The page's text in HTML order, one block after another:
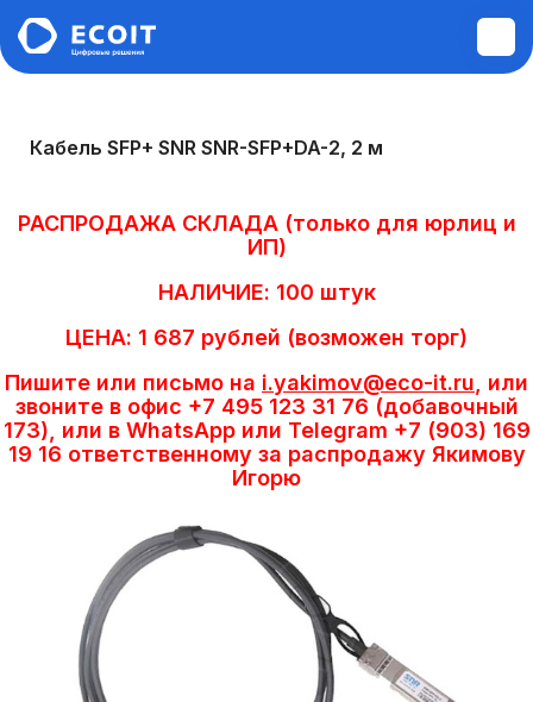
Кабель SFP+ SNR SNR-SFP+DA-2, 2 м
РАСПРОДАЖА СКЛАДА (только для юрлиц и
ИП)
НАЛИЧИЕ: 100 штук
ЦЕНА: 1 687 рублей (возможен торг)
Пишите или письмо на i.yakimov@eco-it.ru , или
звоните в офис +7 495 123 31 76 (добавочный
173), или в WhatsApp или Telegram +7 (903) 169
19 16 ответственному за распродажу Якимову
Игорю
Монтажные и пусконаладочные
Диагностика и ремонт техники
Аудит инфраструктуры
Построение ЛВС, WI-FI,
Информационной безопасности,
Сервера, СХД
Системы управления электронной
очередью
Системы видеонаблюдения и
видеоаналитики
Структурированные кабельные